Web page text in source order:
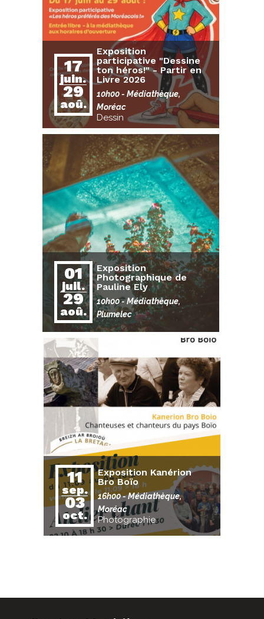
17
juin.
29
aoû.
Exposition
participative "Dessine
ton héros!" - Partir en
Livre 2026
10h00- Médiathèque,
Moréac
Dessin
01
juil.
29
aoû.
Exposition
Photographique de
Pauline Ely
10h00- Médiathèque,
Plumelec
11
sep.
03
oct.
Exposition Kanérion
Bro Boïo
16h00- Médiathèque,
Moréac
Photographie